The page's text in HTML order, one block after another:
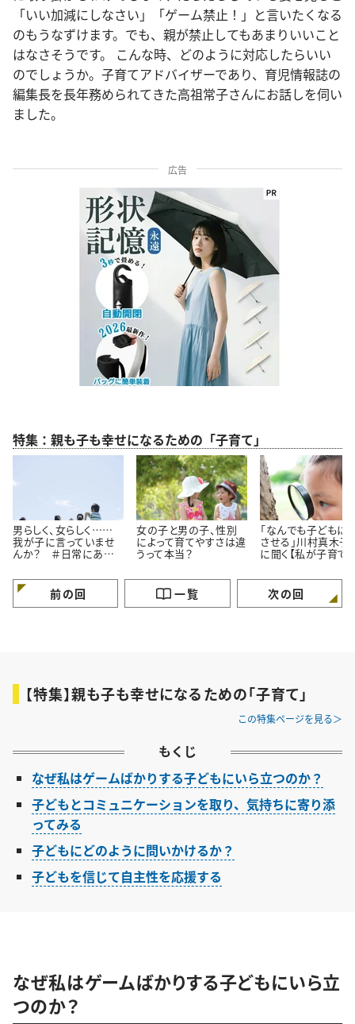
「いい加減にしなさい」「ゲーム禁止！」と言いたくなる
のもうなずけます。でも、親が禁止してもあまりいいこと
はなさそうです。 こんな時、どのように対応したらいい
のでしょうか。子育てアドバイザーであり、育児情報誌の
編集長を長年務められてきた高祖常子さんにお話しを伺い
ました。
広告
特集：親も子も幸せになるための「子育て」
男らしく、女らしく……
我が子に言っていませ
んか？ ＃日常にある
女の子と男の子、性別
によって育てやすさは違
うって本当？
「なんでも子どもに
させる」川村真木子
に聞く【私が子育て
と】
前の回 一覧 次の回
【特集】親も子も幸せになるための「子育て」
この特集ページを見る
もくじ
なぜ私はゲームばかりする子どもにいら立つのか？
子どもとコミュニケーションを取り、気持ちに寄り添
ってみる
子どもにどのように問いかけるか？
子どもを信じて自主性を応援する
なぜ私はゲームばかりする子どもにいら立
つのか？